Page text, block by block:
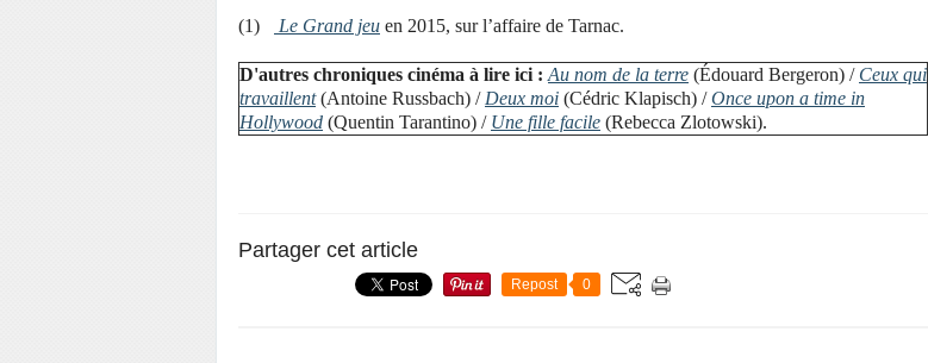
(1) Le Grand jeu en 2015, sur l’affaire de Tarnac.
D'autres chroniques cinéma à lire ici : Au nom de la terre (Édouard Bergeron) / Ceux qui
travaillent(Antoine Russbach) / Deux moi (Cédric Klapisch) /Once upon a time in
Hollywood (Quentin Tarantino) / Une fille facile (Rebecca Zlotowski).
Partager cet article
Repost 0